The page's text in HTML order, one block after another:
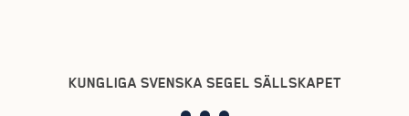
KUNGLIGA SVENSKA SEGEL SÄLLSKAPET